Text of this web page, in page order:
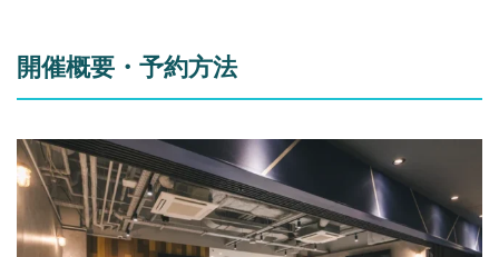
開催概要・予約方法